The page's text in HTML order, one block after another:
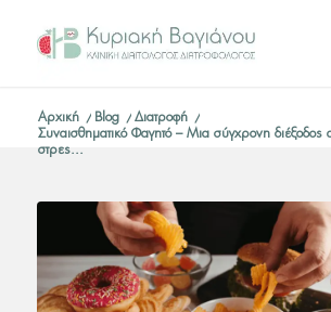
Αρχική / Blog / Διατροφή
/
Συναισθηματικό Φαγητό – Μια σύγχρονη διέξοδος
στρες...